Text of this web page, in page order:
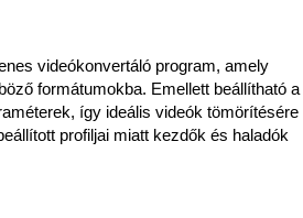
videókonvertáló program, amely
formátumokba. Emellett beállítható a
így ideális videók tömörítésére
profiljai miatt kezdők és haladók